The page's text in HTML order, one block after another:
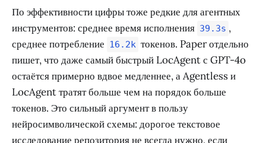
По эффективности цифры тоже редкие для агентных
инструментов: среднее время исполнения 39.3s ,
среднее потребление 16.2k токенов. Paper отдельно
пишет, что даже самый быстрый LocAgent с GPT-4o
остаётся примерно вдвое медленнее, а Agentless и
LocAgent тратят больше чем на порядок больше
токенов. Это сильный аргумент в пользу
нейросимволической схемы: дорогое текстовое
исследование репозитория не всегда нужно, если